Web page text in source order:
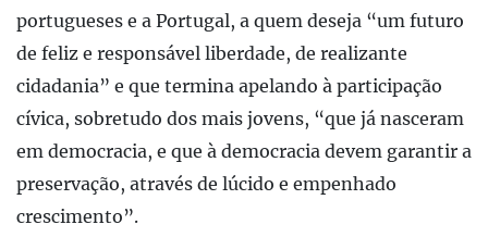
portugueses e a Portugal, a quem deseja “um futuro
de feliz e responsável liberdade, de realizante
cidadania” e que termina apelando à participação
cívica, sobretudo dos mais jovens, “que já nasceram
em democracia, e que à democracia devem garantir a
preservação, através de lúcido e empenhado
crescimento”.